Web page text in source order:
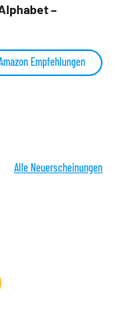
–
Empfehlungen
Alle Neuerscheinungen